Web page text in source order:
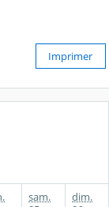
Imprimer
sam.
dim.